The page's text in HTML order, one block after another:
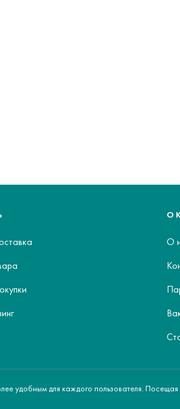
О
О
удобным для каждого пользователя.